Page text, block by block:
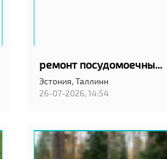
ремонт посудомоечных машин на дому с гарантией качество!
Эстония,Таллинн
26-07-2026, 14:54